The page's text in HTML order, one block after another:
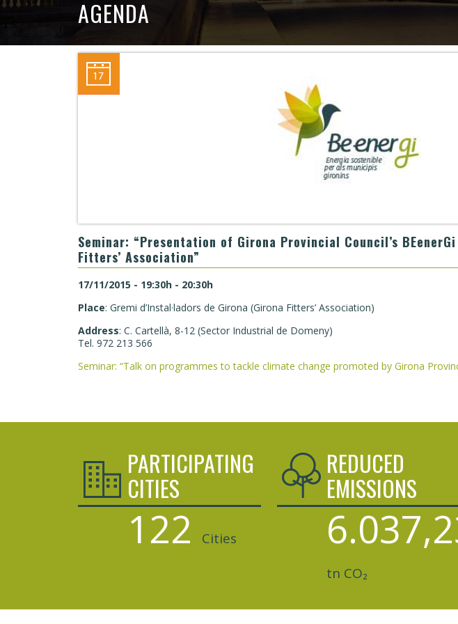
AGENDA
Seminar: “Presentation of Girona Provincial Council’s
Fitters’ Association”
17/11/2015 - 19:30h - 20:30h
Place: Gremi d’Instal·ladors de Girona (Girona Fitters’ Association)
Address: C. Cartellà, 8-12 (Sector Industrial de Domeny)
Tel. 972 213 566
Post
Seminar: “Talk on programmes to tackle climate change promoted by Girona
PARTICIPATING
CITIES
122 Cities
REDUCED
EMISSIONS
tn CO₂